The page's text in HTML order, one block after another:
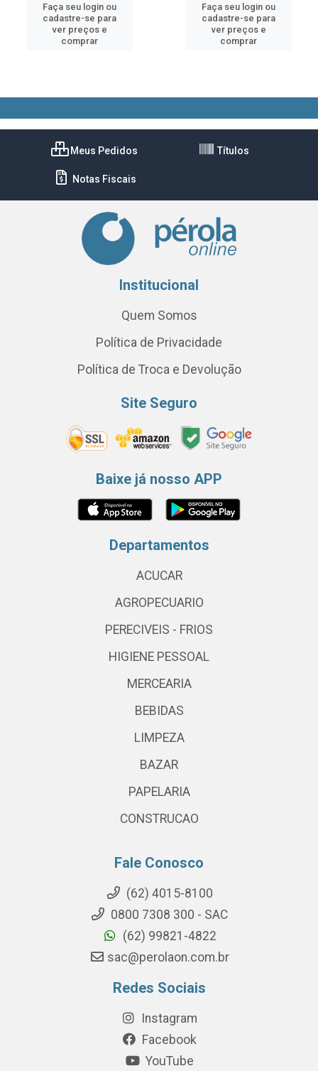
Faça seu login ou
cadastre-se para
ver preços e
comprar
Faça seu login ou
cadastre-se para
ver preços e
comprar
Meus Pedidos Títulos
Notas Fiscais
Institucional
Quem Somos
Política de Privacidade
Política de Troca e Devolução
Site Seguro
Baixe já nosso APP
Departamentos
ACUCAR
AGROPECUARIO
PERECIVEIS - FRIOS
HIGIENE PESSOAL
MERCEARIA
BEBIDAS
LIMPEZA
BAZAR
PAPELARIA
CONSTRUCAO
Fale Conosco
(62) 4015-8100
0800 7308 300 - SAC
(62) 99821-4822
sac@perolaon.com.br
Redes Sociais
Instagram
Facebook
YouTube